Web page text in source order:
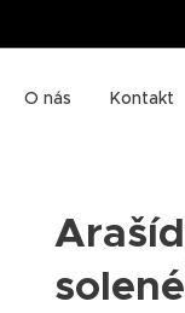
O nás Kontakt